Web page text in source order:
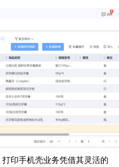
印手机壳业务凭借其灵活的